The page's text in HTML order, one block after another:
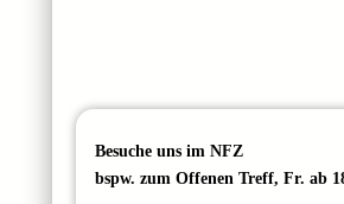
Besuche uns im NFZ
bspw. zum Offenen Treff, Fr. ab